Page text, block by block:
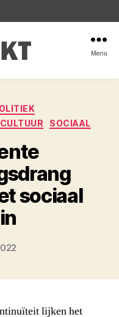
Menu
SOCIAAL
sociaal
lijken het